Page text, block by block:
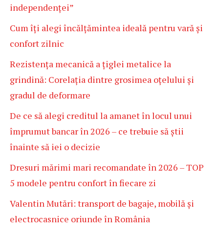
independenței”
Cum îți alegi încălțămintea ideală pentru vară și
confort zilnic
Rezistența mecanică a țiglei metalice la
grindină: Corelația dintre grosimea oțelului și
gradul de deformare
De ce să alegi creditul la amanet în locul unui
împrumut bancar în 2026 – ce trebuie să știi
înainte să iei o decizie
Dresuri mărimi mari recomandate în 2026 – TOP
5 modele pentru confort în fiecare zi
Valentin Mutări: transport de bagaje, mobilă și
electrocasnice oriunde în România